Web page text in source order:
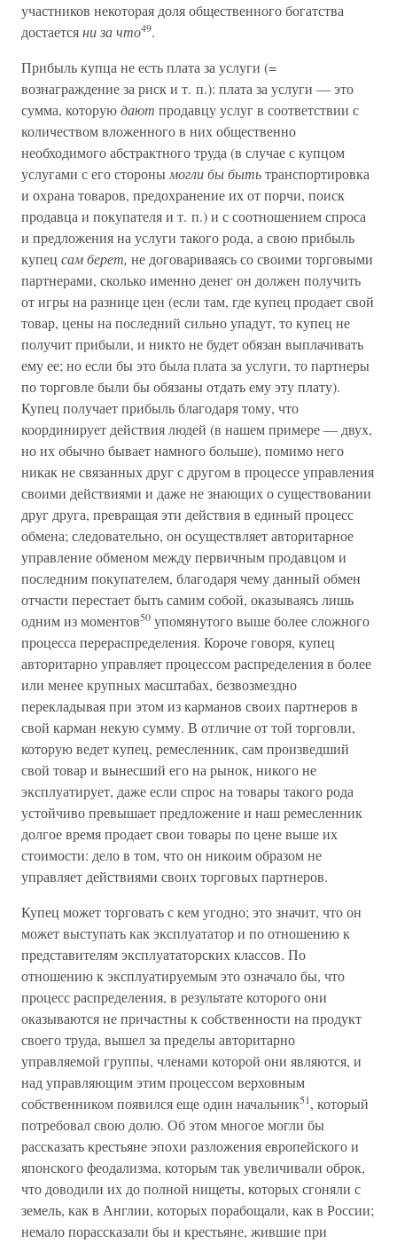
участников некоторая доля общественного богатства
достаетсяни за что49.
Прибыль купца не есть плата за услуги (=
вознаграждение за риск и т. п.): плата за услуги — это
сумма, которуюдают продавцу услуг в соответствии с
количеством вложенного в них общественно
необходимого абстрактного труда (в случае с купцом
услугами с его стороны могли бы бытьтранспортировка
и охрана товаров, предохранение их от порчи, поиск
продавца и покупателя и т. п.) и с соотношением спроса
и предложения на услуги такого рода, а свою прибыль
купец сам берет, не договариваясь со своими торговыми
партнерами, сколько именно денег он должен получить
от игры на разнице цен (если там, где купец продает свой
товар, цены на последний сильно упадут, то купец не
получит прибыли, и никто не будет обязан выплачивать
ему ее; но если бы это была плата за услуги, то партнеры
по торговле были бы обязаны отдать ему эту плату).
Купец получает прибыль благодаря тому, что
координирует действия людей (в нашем примере — двух,
но их обычно бывает намного больше), помимо него
никак не связанных друг с другом в процессе управления
своими действиями и даже не знающих о существовании
друг друга, превращая эти действия в единый процесс
обмена; следовательно, он осуществляет авторитарное
управление обменом между первичным продавцом и
последним покупателем, благодаря чему данный обмен
отчасти перестает быть самим собой, оказываясь лишь
одним из моментов50 упомянутого выше более сложного
процесса перераспределения. Короче говоря, купец
авторитарно управляет процессом распределения в более
или менее крупных масштабах, безвозмездно
перекладывая при этом из карманов своих партнеров в
свой карман некую сумму. В отличие от той торговли,
которую ведет купец, ремесленник, сам произведший
свой товар и вынесший его на рынок, никого не
эксплуатирует, даже если спрос на товары такого рода
устойчиво превышает предложение и наш ремесленник
долгое время продает свои товары по цене выше их
стоимости: дело в том, что он никоим образом не
управляет действиями своих торговых партнеров.
Купец может торговать с кем угодно; это значит, что он
может выступать как эксплуататор и по отношению к
представителям эксплуататорских классов. По
отношению к эксплуатируемым это означало бы, что
процесс распределения, в результате которого они
оказываются не причастны к собственности на продукт
своего труда, вышел за пределы авторитарно
управляемой группы, членами которой они являются, и
над управляющим этим процессом верховным
собственником появился еще один начальник51, который
потребовал свою долю. Об этом многое могли бы
рассказать крестьяне эпохи разложения европейского и
японского феодализма, которым так увеличивали оброк,
что доводили их до полной нищеты, которых сгоняли с
земель, как в Англии, которых порабощали, как в России;
немало порассказали бы и крестьяне, жившие при